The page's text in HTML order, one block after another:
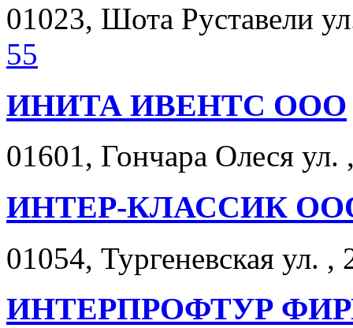
01023, Шота Руставели
55
ИНИТА ИВЕНТС ООО
01601, Гончара Олеся
ИНТЕР-КЛАССИК
01054, Тургеневская ул. ,
ИНТЕРПРОФТУР